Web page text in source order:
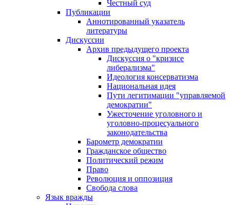
Честный суд
Публикации
Аннотированный указатель
литературы
Дискуссии
Архив предыдущего проекта
Дискуссия о "кризисе
либерализма"
Идеология консерватизма
Национальная идея
Пути легитимации "управляемой
демократии"
Ужесточение уголовного и
уголовно-процесуального
законодательства
Барометр демократии
Гражданское общество
Политический режим
Право
Революция и оппозиция
Свобода слова
Язык вражды